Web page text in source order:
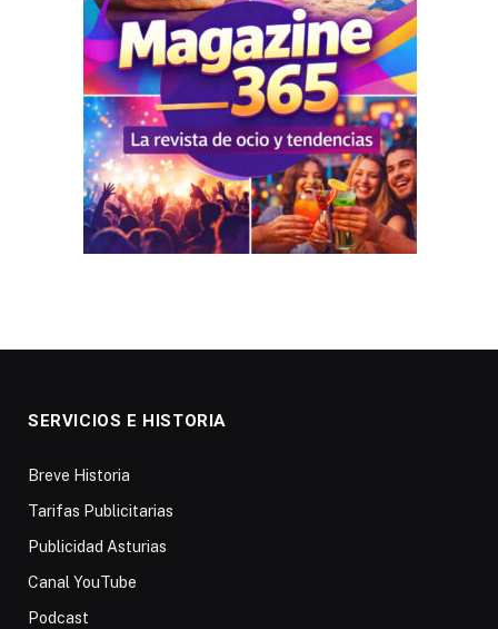
SERVICIOS E HISTORIA
Breve Historia
Tarifas Publicitarias
Publicidad Asturias
Canal YouTube
Podcast